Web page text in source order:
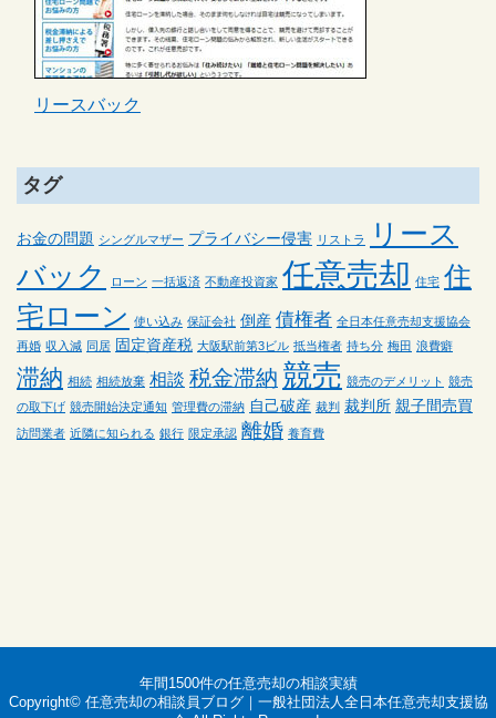
リースバック
タグ
お金の問題 シングルマザー プライバシー侵害 リストラ
リース
バック
ローン 一括返済 不動産投資家 任意売却 住宅 住
宅ローン 使い込み 保証会社 倒産 債権者 全日本任意売却支援協会
再婚 収入減 同居 固定資産税 大阪駅前第3ビル 抵当権者 持ち分 梅田 浪費癖
滞納 相続 相続放棄 相談 税金滞納 競売 競売のデメリット 競売
の取下げ 競売開始決定通知 管理費の滞納 自己破産 裁判 裁判所 親子間売買
訪問業者 近隣に知られる 銀行 限定承認 離婚 養育費
年間1500件の任意売却の相談実績
Copyright© 任意売却の相談員ブログ｜一般社団法人全日本任意売却支援協